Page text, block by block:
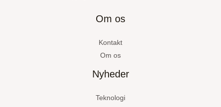
Om os
Kontakt
Om os
Nyheder
Teknologi